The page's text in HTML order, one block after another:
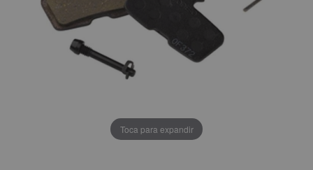
Toca para expandir